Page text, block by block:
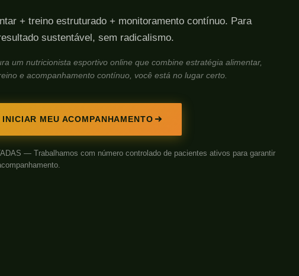
+ treino estruturado + monitoramento contínuo. Para
sustentável, sem radicalismo.
um nutricionista esportivo online que combine estratégia alimentar,
e acompanhamento contínuo, você está no lugar certo.
INICIAR MEU ACOMPANHAMENTO
— Trabalhamos com número controlado de pacientes ativos para garantir